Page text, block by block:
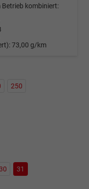
kombiniert:
73,00 g/km
250
30 31